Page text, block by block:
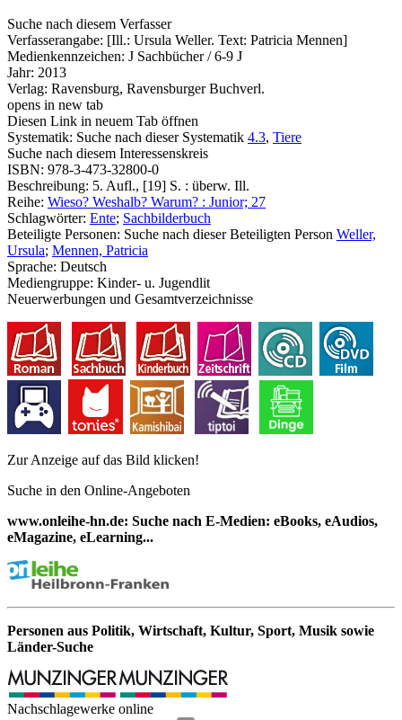
Suche nach diesem Verfasser
Verfasserangabe: [Ill.: Ursula Weller. Text: Patricia Mennen]
Medienkennzeichen: J Sachbücher / 6-9 J
Jahr: 2013
Verlag: Ravensburg, Ravensburger Buchverl.
opens in new tab
Diesen Link in neuem Tab öffnen
Systematik: Suche nach dieser Systematik 4.3, Tiere
Suche nach diesem Interessenskreis
ISBN: 978-3-473-32800-0
Beschreibung: 5. Aufl., [19] S. : überw. Ill.
Reihe: Wieso? Weshalb? Warum? : Junior; 27
Schlagwörter: Ente; Sachbilderbuch
Beteiligte Personen: Suche nach dieser Beteiligten Person Weller,
Ursula; Mennen, Patricia
Sprache: Deutsch
Mediengruppe: Kinder- u. Jugendlit
Neuerwerbungen und Gesamtverzeichnisse
Zur Anzeige auf das Bild klicken!
Suche in den Online-Angeboten
www.onleihe-hn.de: Suche nach E-Medien: eBooks, eAudios,
eMagazine, eLearning...
Personen aus Politik, Wirtschaft, Kultur, Sport, Musik sowie
Länder-Suche
Nachschlagewerke online